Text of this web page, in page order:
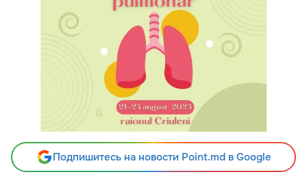
Подпишитесь на новости Point.md в Google